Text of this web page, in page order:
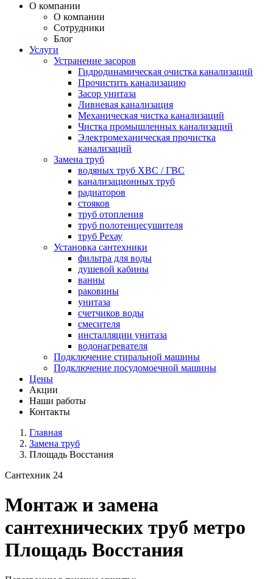
О компании
О компании
Сотрудники
Блог
Услуги
Устранение засоров
Гидродинамическая очистка канализаций
Прочистить канализацию
Засор унитаза
Ливневая канализация
Механическая чистка канализаций
Чистка промышленных канализаций
Электромеханическая прочистка
канализаций
Замена труб
водяных труб ХВС / ГВС
канализационных труб
радиаторов
стояков
труб отопления
труб полотенцесушителя
труб Рехау
Установка сантехники
фильтра для воды
душевой кабины
ванны
раковины
унитаза
счетчиков воды
смесителя
инсталляции унитаза
водонагревателя
Подключение стиральной машины
Подключение посудомоечной машины
Цены
Акции
Наши работы
Контакты
Главная
Замена труб
Площадь Восстания
Сантехник 24
Монтаж и замена
сантехнических труб метро
Площадь Восстания